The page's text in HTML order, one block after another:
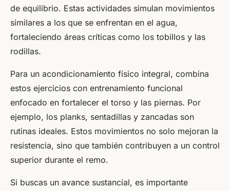
de equilibrio. Estas actividades simulan movimientos
similares a los que se enfrentan en el agua,
fortaleciendo áreas críticas como los tobillos y las
rodillas.
Para un acondicionamiento físico integral, combina
estos ejercicios con entrenamiento funcional
enfocado en fortalecer el torso y las piernas. Por
ejemplo, los planks, sentadillas y zancadas son
rutinas ideales. Estos movimientos no solo mejoran la
resistencia, sino que también contribuyen a un control
superior durante el remo.
Si buscas un avance sustancial, es importante